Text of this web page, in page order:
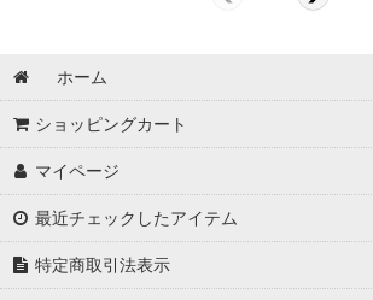
ホーム
ショッピングカート
マイページ
最近チェックしたアイテム
特定商取引法表示